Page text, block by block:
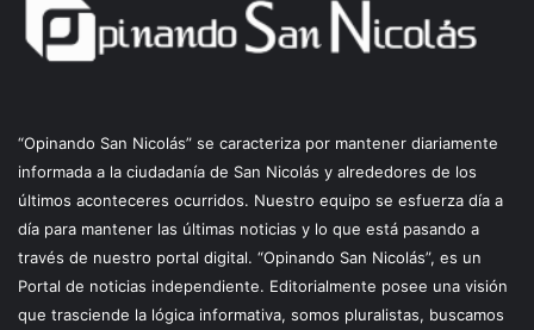
“Opinando San Nicolás” se caracteriza por mantener diariamente
informada a la ciudadanía de San Nicolás y alrededores de los
últimos aconteceres ocurridos. Nuestro equipo se esfuerza día a
día para mantener las últimas noticias y lo que está pasando a
través de nuestro portal digital. “Opinando San Nicolás”, es un
Portal de noticias independiente. Editorialmente posee una visión
que trasciende la lógica informativa, somos pluralistas, buscamos